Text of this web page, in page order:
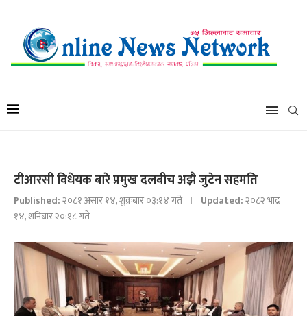
टीआरसी विधेयक बारे प्रमुख दलबीच अझै जुटेन सहमति
Published:२०८१ असार १४, शुक्रबार ०३:१४ गते Updated:२०८२ भाद्र
१४, शनिबार २०:१८ गते